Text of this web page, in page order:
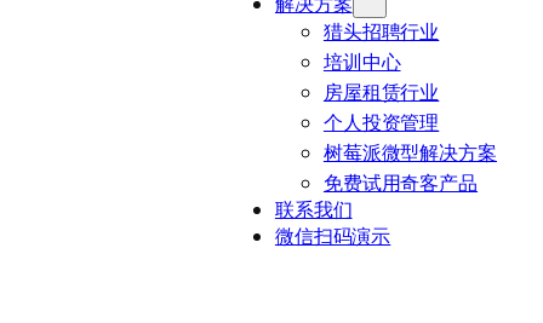
猎头招聘行业
培训中心
房屋租赁行业
个人投资管理
树莓派微型解决方案
免费试用奇客产品
联系我们
微信扫码演示